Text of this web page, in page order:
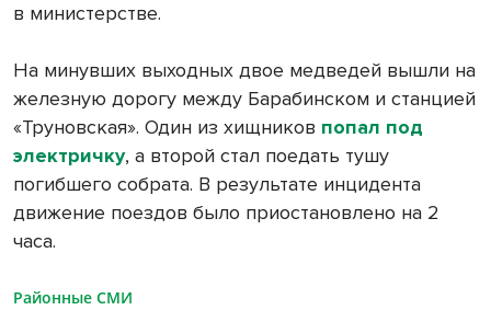
в министерстве.
На минувших выходных двое медведей вышли на
железную дорогу между Барабинском и станцией
«Труновская». Один из хищников попал под
электричку, а второй стал поедать тушу
погибшего собрата. В результате инцидента
движение поездов было приостановлено на 2
часа.
Районные СМИ